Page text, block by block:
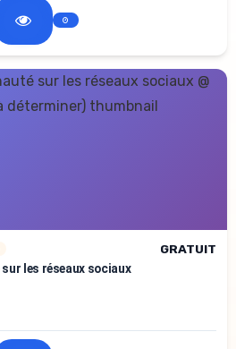
GRATUIT
les réseaux sociaux